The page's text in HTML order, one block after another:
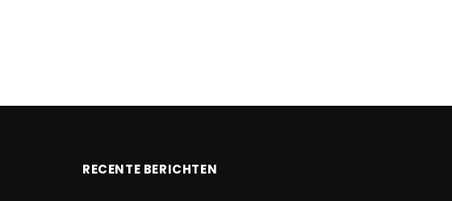
RECENTE BERICHTEN